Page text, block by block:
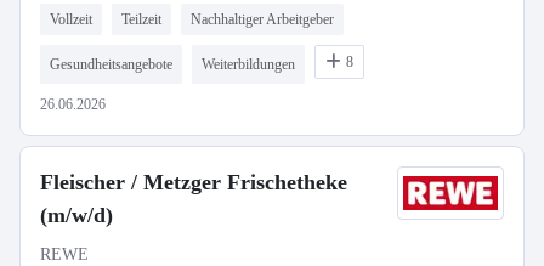
Vollzeit Teilzeit Nachhaltiger Arbeitgeber
Gesundheitsangebote Weiterbildungen 8
26.06.2026
Fleischer / Metzger Frischetheke
(m/w/d)
REWE